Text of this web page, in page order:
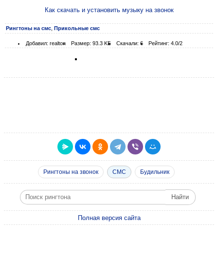
Как скачать и установить музыку на звонок
Рингтоны на смс Прикольные смс
Добавил: realton Размер: 93.3 KБ Скачали: 6 Рейтинг: 4.0/2
Рингтоны на звонок СМС Будильник
Полная версия сайта